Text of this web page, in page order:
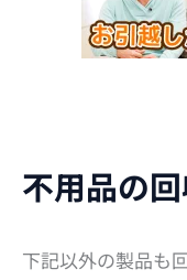
不用品の
下記以外の製品も